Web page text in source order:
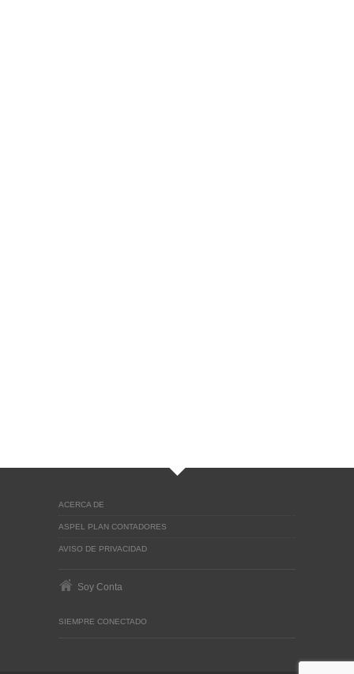
ACERCA DE
ASPEL PLAN CONTADORES
AVISO DE PRIVACIDAD
Soy Conta
SIEMPRE CONECTADO